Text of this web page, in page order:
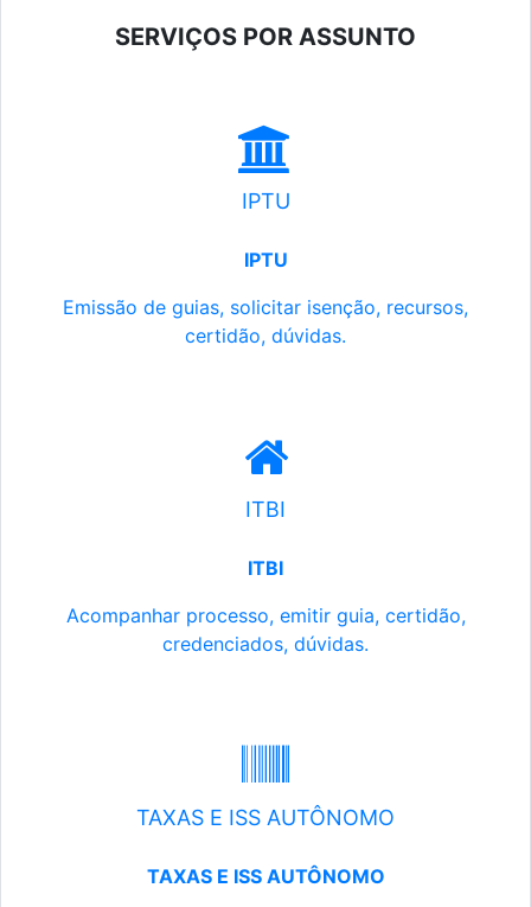
SERVIÇOS POR ASSUNTO
IPTU
IPTU
Emissão de guias, solicitar isenção, recursos,
certidão, dúvidas.
ITBI
ITBI
Acompanhar processo, emitir guia, certidão,
credenciados, dúvidas.
TAXAS E ISS AUTÔNOMO
TAXAS E ISS AUTÔNOMO